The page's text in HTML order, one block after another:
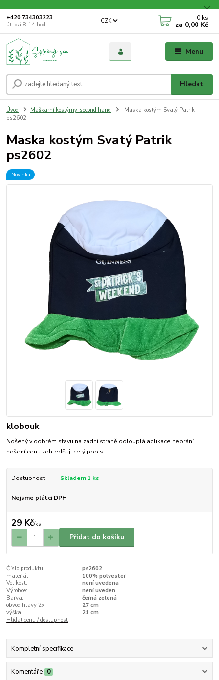
Menu
CZK
Hledat
+420 734303223
út-pá 8-14 hod
0 ks
za 0,00 Kč
Úvod Maškarní kostýmy-second hand
Maska kostým Svatý Patrik
ps2602
Maska kostým Svatý Patrik
ps2602
Novinka
klobouk
Nošený v dobrém stavu na zadní straně odlouplá aplikace nebrání
nošení cenu zohledňuji celý popis
Dostupnost Skladem 1 ks
Nejsme plátci DPH
29 Kč/ks
Přidat do košíku
Číslo produktu:
ps2602
materiál:
100% polyester
Velikost:
není uvedena
Výrobce:
není uveden
Barva:
černá zelená
obvod hlavy 2x:
27 cm
výška:
21 cm
Hlídat cenu / dostupnost
Kompletní specifikace
Komentáře 0